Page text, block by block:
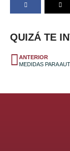
QUIZÁ TE
ANTERIOR